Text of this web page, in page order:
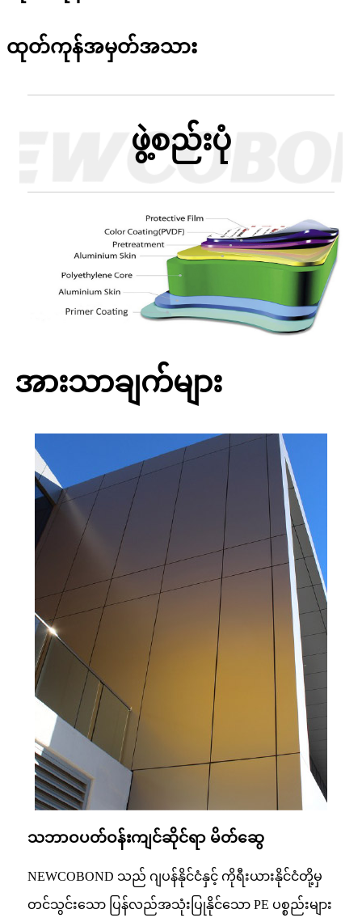
ထုတ်ကုန်အမှတ်အသား
ဖွဲ့စည်းပုံ
အားသာချက်များ
သဘာဝပတ်ဝန်းကျင်ဆိုင်ရာ မိတ်ဆွေ
NEWCOBOND သည် ဂျပန်နိုင်ငံနှင့် ကိုရီးယားနိုင်ငံတို့မှ
တင်သွင်းသော ပြန်လည်အသုံးပြုနိုင်သော PE ပစ္စည်းများ